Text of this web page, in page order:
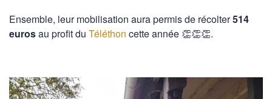
Ensemble, leur mobilisation aura permis de récolter514
eurosau profit du Téléthon cette année 👏👏👏.